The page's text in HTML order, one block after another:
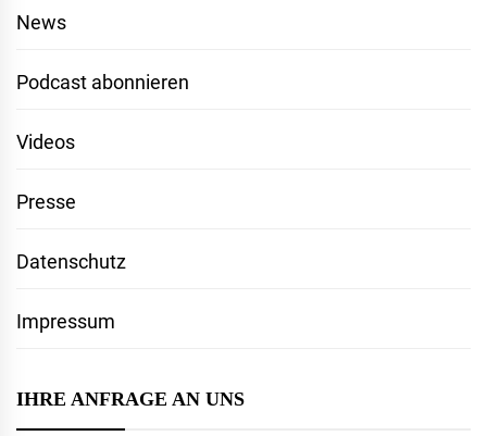
News
Podcast abonnieren
Videos
Presse
Datenschutz
Impressum
IHRE ANFRAGE AN UNS